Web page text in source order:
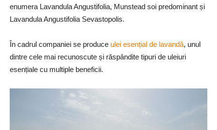
enumera Lavandula Angustifolia, Munstead soi predominant și
Lavandula Angustifolia Sevastopolis.
În cadrul companiei se produce ulei esențial de lavandă, unul
dintre cele mai recunoscute și răspândite tipuri de uleiuri
esențiale cu multiple beneficii.